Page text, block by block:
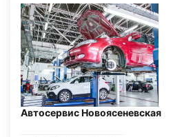
Автосервис Новоясеневская